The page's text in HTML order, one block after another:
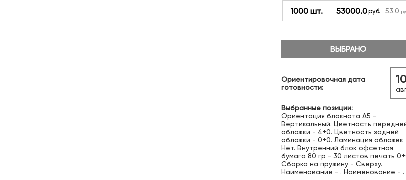
1000 шт. 53000.0руб. 53.0
ВЫБРАНО
Ориентировочная дата
готовности:
Выбранные позиции:
Ориентация блокнота А5 -
Вертикальный. Цветность
обложки - 4+0. Цветность задней
обложки - 0+0. Ламинация обложек
Нет. Внутренний блок офсетная
бумага 80 гр - 30 листов печать
Сборка на пружину - Сверху.
Наименование - . Наименование - .